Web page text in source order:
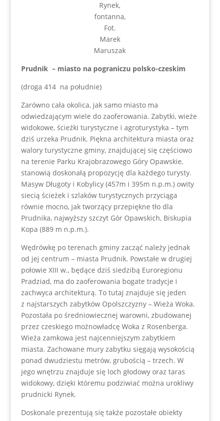
Rynek,
fontanna,
Fot.
Marek
Maruszak
Prudnik – miasto na pograniczu polsko-czeskim
(droga 414 na południe)
Zarówno cała okolica, jak samo miasto ma
odwiedzającym wiele do zaoferowania. Zabytki, wieże
widokowe, ścieżki turystyczne i agroturystyka – tym
dziś urzeka Prudnik. Piękna architektura miasta oraz
walory turystyczne gminy, znajdującej się częściowo
na terenie Parku Krajobrazowego Góry Opawskie,
stanowią doskonałą propozycję dla każdego turysty.
Masyw Długoty i Kobylicy (457m i 395m n.p.m.) owity
siecią ścieżek i szlaków turystycznych przyciąga
równie mocno, jak tworzący przepiękne tło dla
Prudnika, najwyższy szczyt Gór Opawskich, Biskupia
Kopa (889 m n.p.m.).
Wędrówkę po terenach gminy zacząć należy jednak
od jej centrum – miasta Prudnik. Powstałe w drugiej
połowie XIII w., będące dziś siedzibą Euroregionu
Pradziad, ma do zaoferowania bogate tradycje i
zachwyca architekturą. To tutaj znajduje się jeden
z najstarszych zabytków Opolszczyzny – Wieża Woka.
Pozostała po średniowiecznej warowni, zbudowanej
przez czeskiego możnowładcę Woka z Rosenberga.
Wieża zamkowa jest najcenniejszym zabytkiem
miasta. Zachowane mury zabytku sięgają wysokością
ponad dwudziestu metrów, grubością – trzech. W
jego wnętrzu znajduje się loch głodowy oraz taras
widokowy, dzięki któremu podziwiać można urokliwy
prudnicki Rynek.
Doskonale prezentują się także pozostałe obiekty